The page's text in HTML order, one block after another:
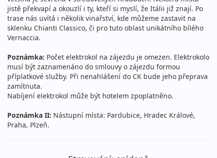
jistě překvapí a okouzlí i ty, kteří si myslí, že Itálii již znají. Po
trase nás uvítá i několik vinařství, kde můžeme zastavit na
sklenku Chianti Classico, či pro tuto oblast unikátního bílého
Vernaccia.
Poznámka: Počet elektrokol na zájezdu je omezen. Elektrokolo
musí být zaznamenáno do smlouvy o zájezdu formou
příplatkové služby. Při nenahlášení do CK bude jeho přeprava
zamítnuta.
Nabíjení elektrokol může být hotelem zpoplatněno.
Poznámka II: Nástupní místa: Pardubice, Hradec Králové,
Praha, Plzeň.